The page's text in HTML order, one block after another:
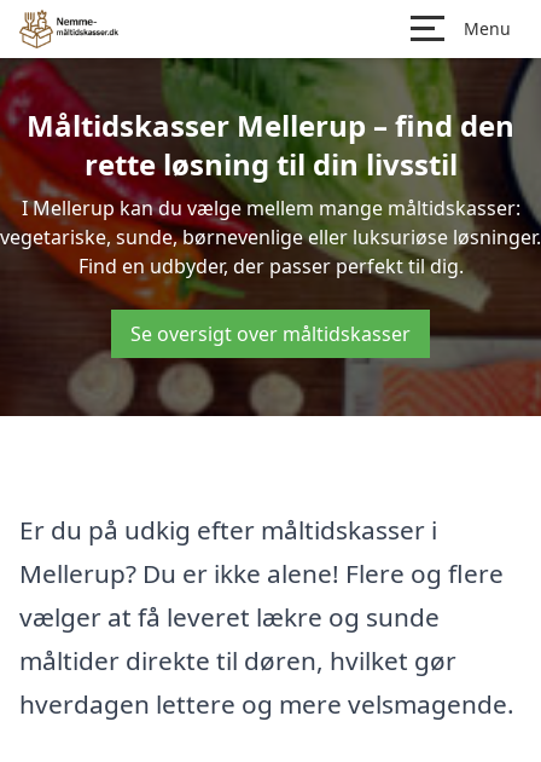
Menu
Måltidskasser Mellerup – find den
rette løsning til din livsstil
I Mellerup kan du vælge mellem mange måltidskasser:
vegetariske, sunde, børnevenlige eller luksuriøse løsninger.
Find en udbyder, der passer perfekt til dig.
Se oversigt over måltidskasser
Er du på udkig efter måltidskasser i
Mellerup? Du er ikke alene! Flere og flere
vælger at få leveret lækre og sunde
måltider direkte til døren, hvilket gør
hverdagen lettere og mere velsmagende.